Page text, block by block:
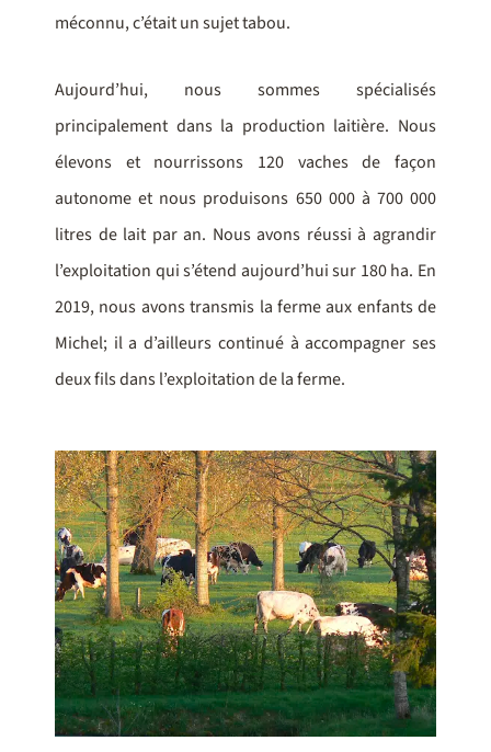
méconnu, c’était un sujet tabou.
Aujourd’hui, nous sommes spécialisés
principalement dans la production laitière. Nous
élevons et nourrissons 120 vaches de façon
autonome et nous produisons 650 000 à 700 000
litres de lait par an. Nous avons réussi à agrandir
l’exploitation qui s’étend aujourd’hui sur 180 ha. En
2019, nous avons transmis la ferme aux enfants de
Michel; il a d’ailleurs continué à accompagner ses
deux fils dans l’exploitation de la ferme.